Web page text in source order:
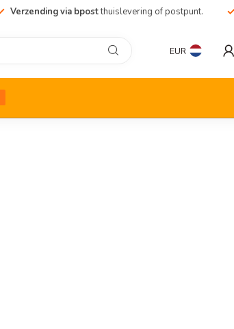
Verzending via bpostthuislevering of postpunt.
EUR